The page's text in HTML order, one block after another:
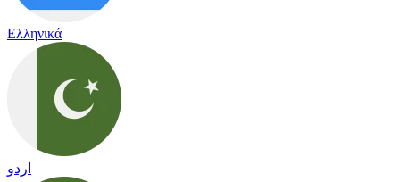
Ελληνικά
اردو